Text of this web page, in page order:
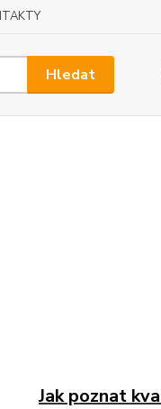
Hledat
Jak poznat